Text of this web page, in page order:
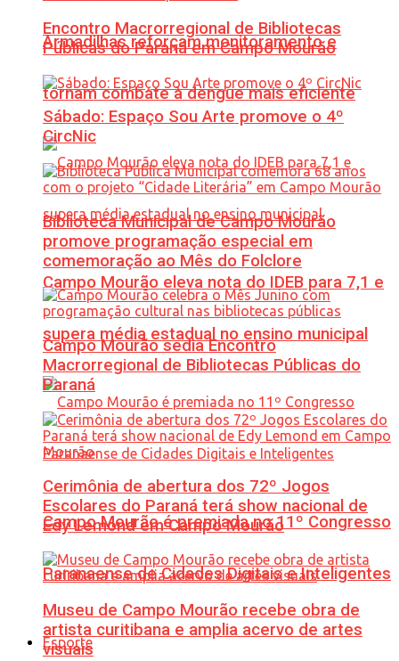
Armadilhas reforçam monitoramento e
tornam combate à dengue mais eficiente
Campo Mourão eleva nota do IDEB para 7,1 e
supera média estadual no ensino municipal
Campo Mourão é premiada no 11º Congresso
Paranaense de Cidades Digitais e Inteligentes
Esporte
Encontro Macrorregional de Bibliotecas
Públicas do Paraná em Campo Mourão
Sábado: Espaço Sou Arte promove o 4º
CircNic
Biblioteca Municipal de Campo Mourão
promove programação especial em
comemoração ao Mês do Folclore
Campo Mourão sedia Encontro
Macrorregional de Bibliotecas Públicas do
Paraná
Cerimônia de abertura dos 72º Jogos
Escolares do Paraná terá show nacional de
Edy Lemond em Campo Mourão
Museu de Campo Mourão recebe obra de
artista curitibana e amplia acervo de artes
visuais